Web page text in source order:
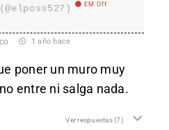
(@elposs527) EM Off
1 año hace
poner un muro muy
entre ni salga nada.
Ver respuestas(7)